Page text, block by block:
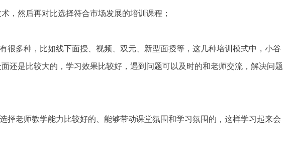
，然后再对比选择符合市场发展的培训课程；
很多种，比如线下面授、视频、双元、新型面授等，这几种培训模式中，小谷
还是比较大的，学习效果比较好，遇到问题可以及时的和老师交流，解决问题
择老师教学能力比较好的、能够带动课堂氛围和学习氛围的，这样学习起来会